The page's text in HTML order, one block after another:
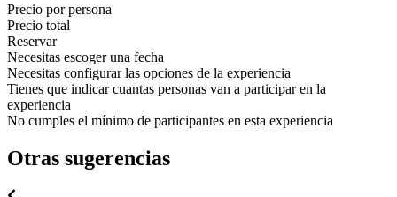
Precio por persona
Precio total
Reservar
Necesitas escoger una fecha
Necesitas configurar las opciones de la experiencia
Tienes que indicar cuantas personas van a participar en la
experiencia
No cumples el mínimo de participantes en esta experiencia
Otras sugerencias